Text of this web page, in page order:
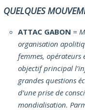
QUELQUES
ATTAC GABON =
organisation
femmes,
objectif principal
grandes questions
d’une prise de
mondialisation.